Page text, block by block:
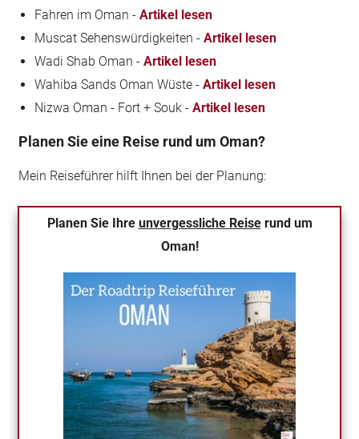
Fahren im Oman -Artikel lesen
Muscat Sehenswürdigkeiten -Artikel lesen
Wadi Shab Oman -Artikel lesen
Wahiba Sands Oman Wüste -Artikel lesen
Nizwa Oman - Fort + Souk -Artikel lesen
Planen Sie eine Reise rund um Oman?
Mein Reiseführer hilft Ihnen bei der Planung:
Planen Sie Ihre unvergessliche Reiserund um
Oman!